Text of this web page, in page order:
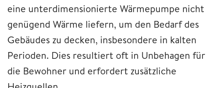
eine unterdimensionierte Wärmepumpe nicht
genügend Wärme liefern, um den Bedarf des
Gebäudes zu decken, insbesondere in kalten
Perioden. Dies resultiert oft in Unbehagen für
die Bewohner und erfordert zusätzliche